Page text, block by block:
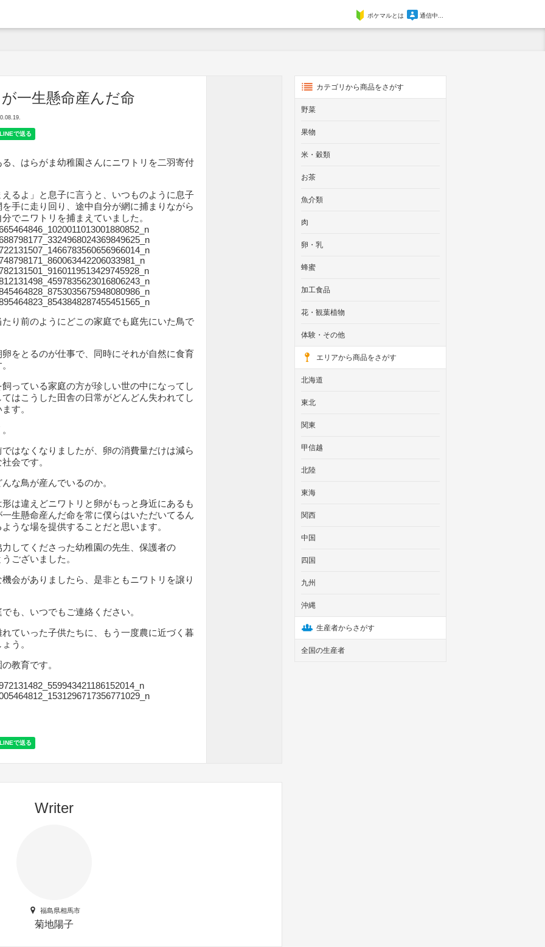
ポケマルとは 通信中...
一生懸命産んだ命
、はらがま幼稚園さんにニワトリを二羽寄付
るよ」と息子に言うと、いつものように息子
手に走り回り、途中自分が網に捕まりながら
でニワトリを捕まえていました。
り前のようにどこの家庭でも庭先にいた鳥で
をとるのが仕事で、同時にそれが自然に食育
っている家庭の方が珍しい世の中になってし
はこうした田舎の日常がどんどん失われてし
す。
はなくなりましたが、卵の消費量だけは減ら
会です。
な鳥が産んでいるのか。
は違えどニワトリと卵がもっと身近にあるも
生懸命産んだ命を常に僕らはいただいてるん
うな場を提供することだと思います。
してくださった幼稚園の先生、保護者の
ございました。
会がありましたら、是非ともニワトリを譲り
も、いつでもご連絡ください。
ていった子供たちに、もう一度農に近づく暮
う。
教育です。
Writer
福島県相馬市
菊地陽子
カテゴリから商品をさがす
野菜
果物
米・穀類
お茶
魚介類
肉
卵・乳
蜂蜜
加工食品
花・観葉植物
体験・その他
エリアから商品をさがす
北海道
東北
関東
甲信越
北陸
東海
関西
中国
四国
九州
沖縄
生産者からさがす
全国の生産者